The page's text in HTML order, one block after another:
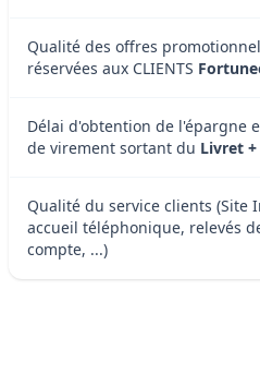
Qualité des offres
réservées aux CLIENTS
Délai d'obtention de l'épargne
de virement sortant du Livret +
Qualité du service clients (Site
accueil téléphonique, relevés
compte, ...)